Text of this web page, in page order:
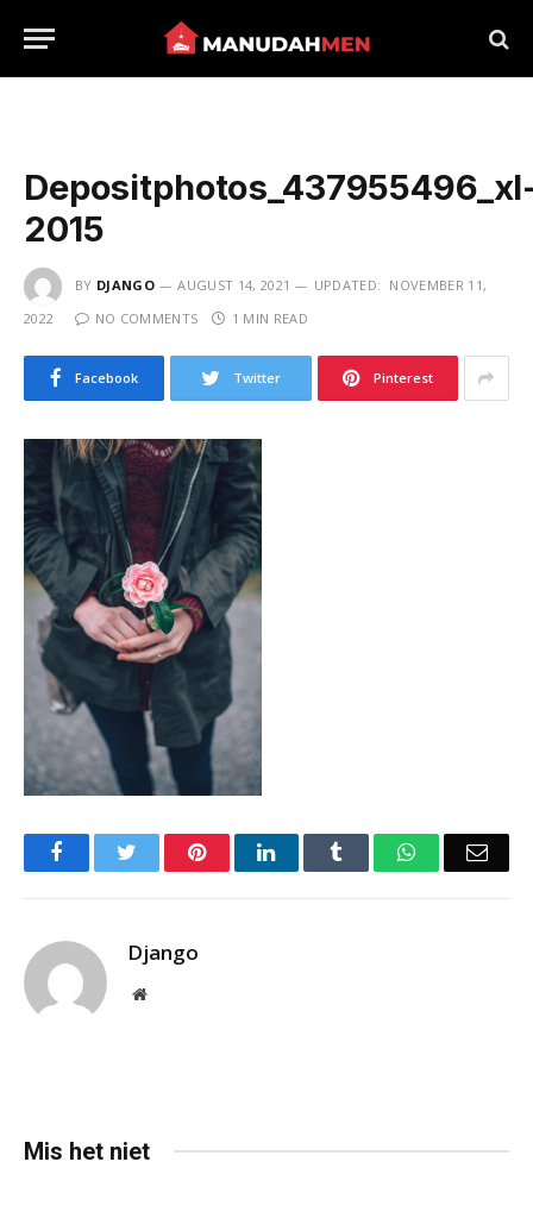
2015
BY DJANGO AUGUST 14, 2021 UPDATED: NOVEMBER 11,
2022
NO COMMENTS 1 MIN READ
Facebook Twitter Pinterest
FacebookTwitter PinterestLinkedIn Tumblr WhatsApp
Django
Website
Mis het niet